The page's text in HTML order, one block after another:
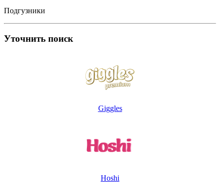
Подгузники
Уточнить поиск
Giggles
Hoshi